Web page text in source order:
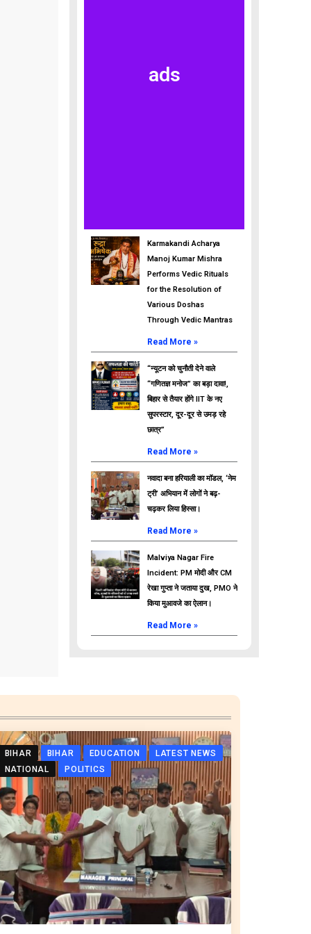
ads
Karmakandi Acharya
Manoj Kumar Mishra
Performs Vedic Rituals
for the Resolution of
Various Doshas
Through Vedic Mantras
Read More »
“न्यूटन को चुनौती देने वाले
“गणितज्ञ मनोज” का बड़ा दावा!,
बिहार से तैयार होंगे IIT के नए
सुपरस्टार, दूर-दूर से उमड़ रहे
छात्र”
Read More »
नवादा बना हरियाली का मॉडल, ‘नेम
ट्री’ अभियान में लोगों ने बढ़-
चढ़कर लिया हिस्सा।
Read More »
Malviya Nagar Fire
Incident: PM मोदी और CM
रेखा गुप्ता ने जताया दुख, PMO ने
किया मुआवजे का ऐलान।
Read More »
BIHAR BIHAR EDUCATION
LATEST NEWS
NATIONAL
POLITICS